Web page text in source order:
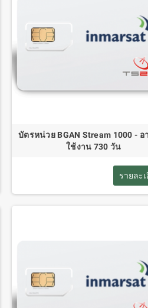
บัตรหน่วย BGAN Stream 1000 - อ
ใช้งาน 730 วัน
รายละ